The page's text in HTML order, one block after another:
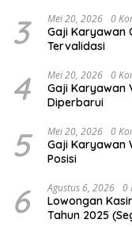
3 Mei 20, 2026 0
Gaji Karyawan
Tervalidasi
4 Mei 20, 2026 0
Gaji Karyawan
Diperbarui
5 Mei 20, 2026 0
Gaji Karyawan
Posisi
6 Agustus 6, 2026 0
Lowongan
Tahun 2025